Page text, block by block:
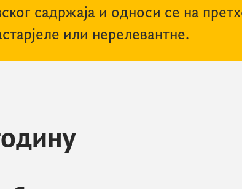
садржаја и односи се на
или нерелевантне.